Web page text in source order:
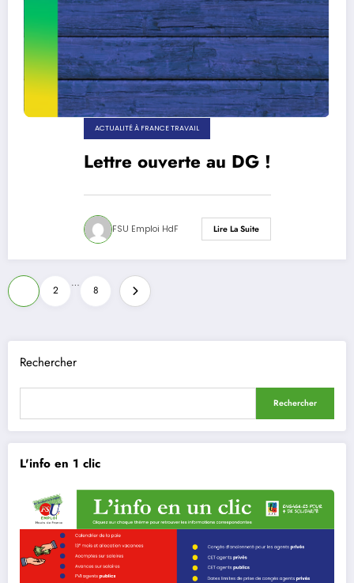
ACTUALITÉ À FRANCE TRAVAIL
Lettre ouverte au DG !
FSU Emploi HdF Lire La Suite
Pagination
des
publications
2
…
8
Rechercher
Rechercher
L'info en 1 clic